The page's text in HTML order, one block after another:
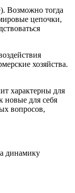
Возможно тогда
цепочки,
хозяйства.
характерны для
новые для себя
вопросов,
динамику